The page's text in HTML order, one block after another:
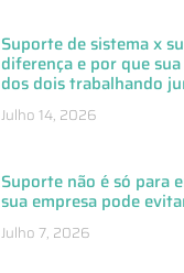
Suporte de sistema x
diferença e por que
dos dois trabalhando
Julho 14, 2026
Suporte não é só para
sua empresa pode
Julho 7, 2026